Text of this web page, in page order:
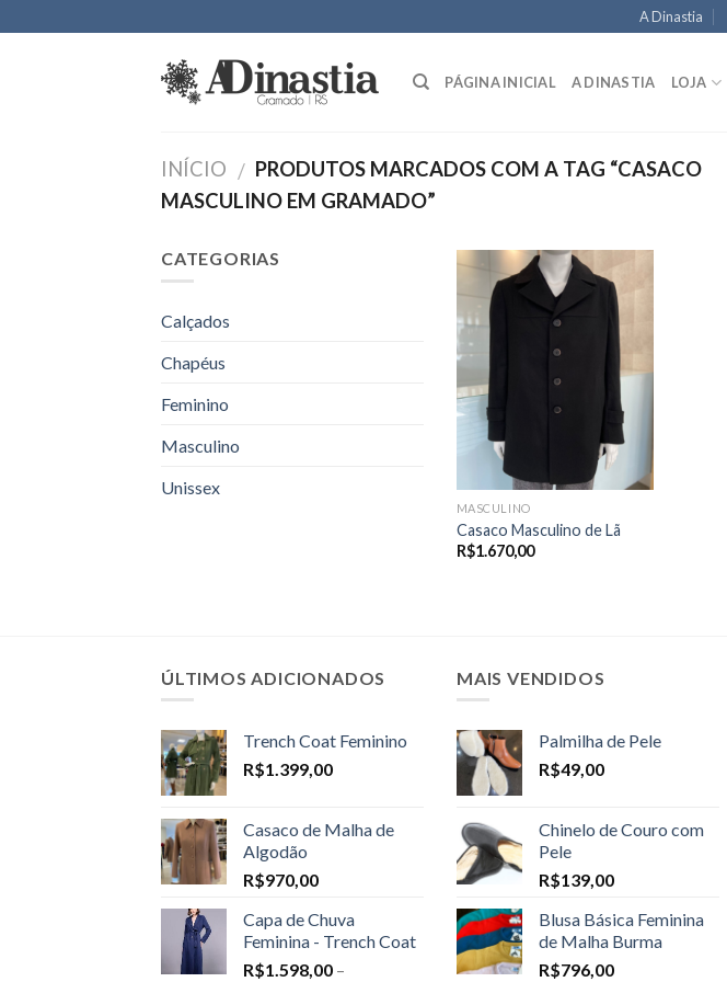
to
A Dinastia
PÁGINA INICIAL A DINASTIA LOJA
INÍCIO / PRODUTOS MARCADOS COM A TAG “CASACO
MASCULINO EM GRAMADO”
CATEGORIAS
Calçados
Chapéus
Feminino
Masculino
Unissex
MASCULINO
Casaco Masculino de Lã
R$1.670,00
ÚLTIMOS ADICIONADOS
Trench Coat Feminino
R$1.399,00
Casaco de Malha de
Algodão
R$970,00
Capa de Chuva
Feminina - Trench Coat
R$1.598,00 –
MAIS VENDIDOS
Palmilha de Pele
R$49,00
Chinelo de Couro com
Pele
R$139,00
Blusa Básica Feminina
de Malha Burma
R$796,00